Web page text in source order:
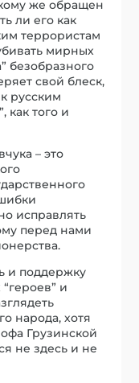
же обращен
ли его как
террористам
мирных
безобразного
свой блеск,
русским
как того и
– это
исправлять
перед нами
и поддержку
и
народа, хотя
Грузинской
не здесь и не